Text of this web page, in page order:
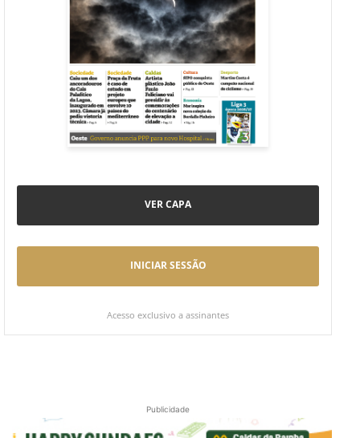
VER CAPA
INICIAR SESSÃO
Acesso exclusivo a assinantes
Publicidade